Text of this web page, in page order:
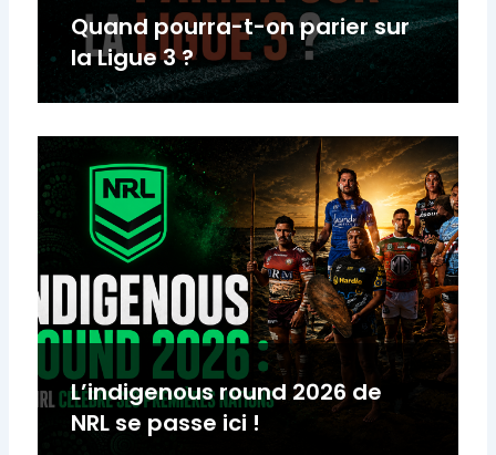
Quand pourra-t-on parier sur
la Ligue 3 ?
L’indigenous round 2026 de
NRL se passe ici !